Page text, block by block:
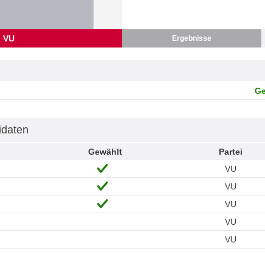
VU Ergebnisse
Gewählt Partei
VU
VU
VU
VU
VU